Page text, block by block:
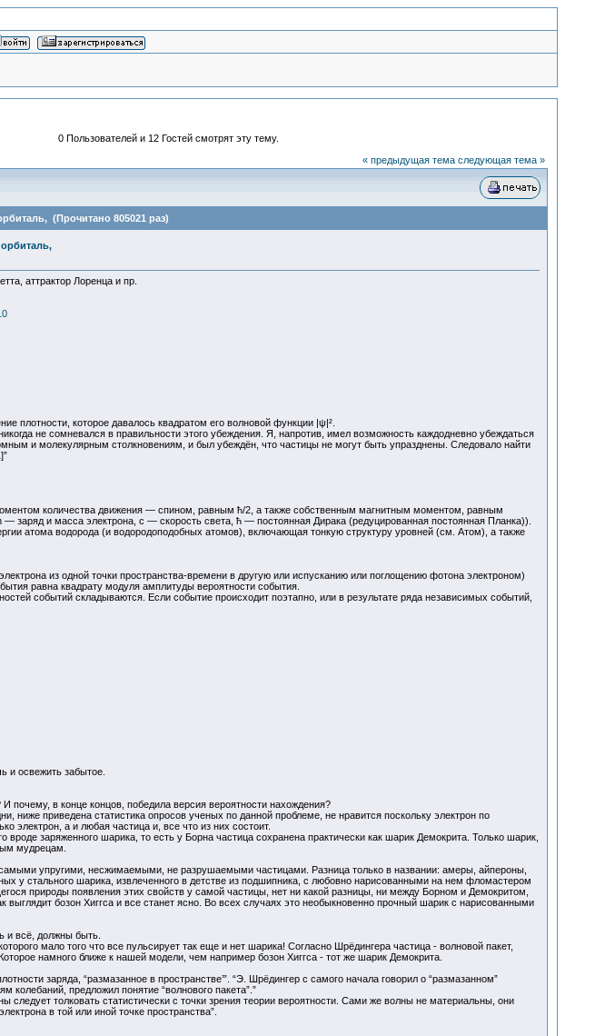
0 Пользователей и 12 Гостей смотрят эту тему.
« предыдущая тема следующая тема »
(Прочитано 805021 раз)
аттрактор Лоренца и пр.
плотности, которое давалось квадратом его волновой функции |ψ|².
не сомневался в правильности этого убеждения. Я, напротив, имел возможность каждодневно убеждаться
и молекулярным столкновениям, и был убеждён, что частицы не могут быть упразднены. Следовало найти
количества движения — спином, равным ħ/2, а также собственным магнитным моментом, равным
заряд и масса электрона, с — скорость света, ħ — постоянная Дирака (редуцированная постоянная Планка)).
атома водорода (и водородоподобных атомов), включающая тонкую структуру уровней (см. Атом), а также
из одной точки пространства-времени в другую или испусканию или поглощению фотона электроном)
равна квадрату модуля амплитуды вероятности события.
событий складываются. Если событие происходит поэтапно, или в результате ряда независимых событий,
и освежить забытое.
почему, в конце концов, победила версия вероятности нахождения?
ниже приведена статистика опросов ученых по данной проблеме, не нравится поскольку электрон по
электрон, а и любая частица и, все что из них состоит.
заряженного шарика, то есть у Борна частица сохранена практически как шарик Демокрита. Только шарик,
мудрецам.
упругими, несжимаемыми, не разрушаемыми частицами. Разница только в названии: амеры, айпероны,
у стального шарика, извлеченного в детстве из подшипника, с любовно нарисованными на нем фломастером
природы появления этих свойств у самой частицы, нет ни какой разницы, ни между Борном и Демокритом,
бозон Хиггса и все станет ясно. Во всех случаях это необыкновенно прочный шарик с нарисованными
и всё, должны быть.
мало того что все пульсирует так еще и нет шарика! Согласно Шрёдингера частица - волновой пакет,
намного ближе к нашей модели, чем например бозон Хиггса - тот же шарик Демокрита.
заряда, “размазанное в пространстве’”. “Э. Шрёдингер с самого начала говорил о “размазанном”
колебаний, предложил понятие “волнового пакета”.”
следует толковать статистически с точки зрения теории вероятности. Сами же волны не материальны, они
в той или иной точке пространства”.